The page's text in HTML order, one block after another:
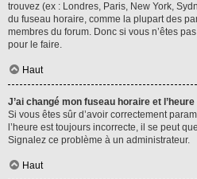
trouvez (ex : Londres, Paris, New York,
du fuseau horaire, comme la plupart des
membres du forum. Donc si vous n’êtes
pour le faire.
Haut
J’ai changé mon fuseau horaire et
Si vous êtes sûr d’avoir correctement
l’heure est toujours incorrecte, il se peut
Signalez ce problème à un administrateur.
Haut